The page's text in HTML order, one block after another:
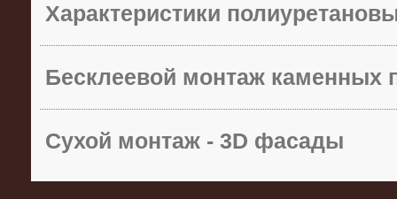
Характеристики
Бесклеевой монтаж каменных
Сухой монтаж - 3D фасады